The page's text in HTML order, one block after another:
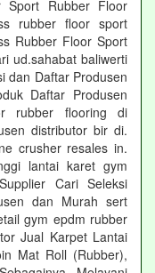
Sport Rubber Floor
rubber floor sport
Rubber Floor Sport
ud.sahabat baliwerti
dan Daftar Produsen
Daftar Produsen
rubber flooring di
distributor bir di.
crusher resales in.
lantai karet gym
Cari Seleksi
dan Murah sert
gym epdm rubber
Jual Karpet Lantai
Mat Roll (Rubber),